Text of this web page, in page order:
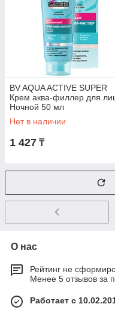
BV AQUA ACTIVE SUPER
Крем аква-филлер для
Ночной 50 мл
Нет в наличии
1 427 ₸
О нас
Рейтинг не
Менее 5 отзывов за
Работает с